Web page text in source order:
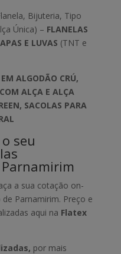
Bijuteria, Tipo
Única) – FLANELAS
E LUVAS (TNT e
ALGODÃO CRÚ,
ALÇA E ALÇA
SACOLAS PARA
seu
a sua cotação on-
Parnamirim. Preço e
aqui na Flatex
por mais